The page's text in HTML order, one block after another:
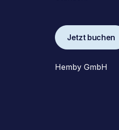
Jetzt buchen
Hemby GmbH